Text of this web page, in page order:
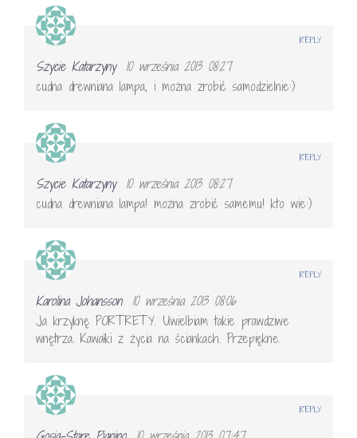
Szycie Katarzyny
10 września 2013 08:27
cudna drewniana lampa, i można zrobić samodzielnie:)
REPLY
Szycie Katarzyny
10 września 2013 08:27
cudna drewniana lampa! można zrobić samemu! kto wie:)
REPLY
Karolina Johansson
10 września 2013 08:06
Ja krzyknę PORTRETY. Uwielbiam takie prawdziwe
wnętrza. Kawałki z życia na ściankach. Przepiękne.
REPLY
REPLY